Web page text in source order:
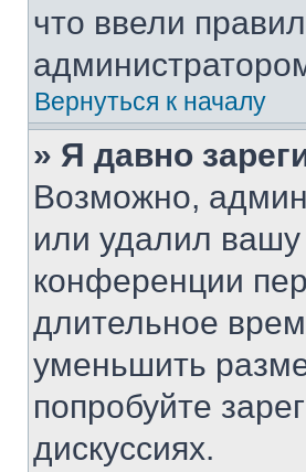
что ввели
Вернуться к началу
» Я давно
Возможно,
или удалил вашу
конференции
длительное
уменьшить
попробуйте
дискуссиях.